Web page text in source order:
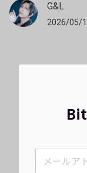
G&L
2026/05/